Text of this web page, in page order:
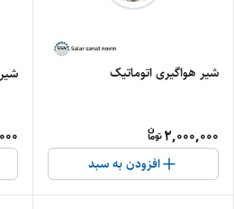
شیر هواگیری اتوماتیک
2,000,000
افزودن به سبد